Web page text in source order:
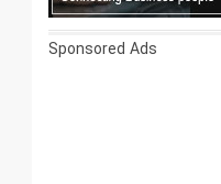
Sponsored Ads